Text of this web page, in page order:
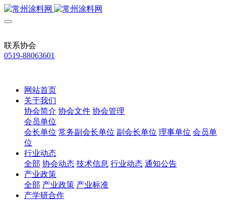
联系协会
0519-88063601
网站首页
关于我们
协会简介 协会文件 协会管理
会员单位
会长单位 常务副会长单位 副会长单位 理事单位 会员单
位
行业动态
全部 协会动态 技术信息 行业动态 通知公告
产业政策
全部 产业政策 产业标准
产学研合作